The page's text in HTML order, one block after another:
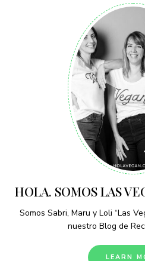
HOLA. SOMOS LAS
Somos Sabri, Maru y Loli “Las
nuestro Blog de
LEARN